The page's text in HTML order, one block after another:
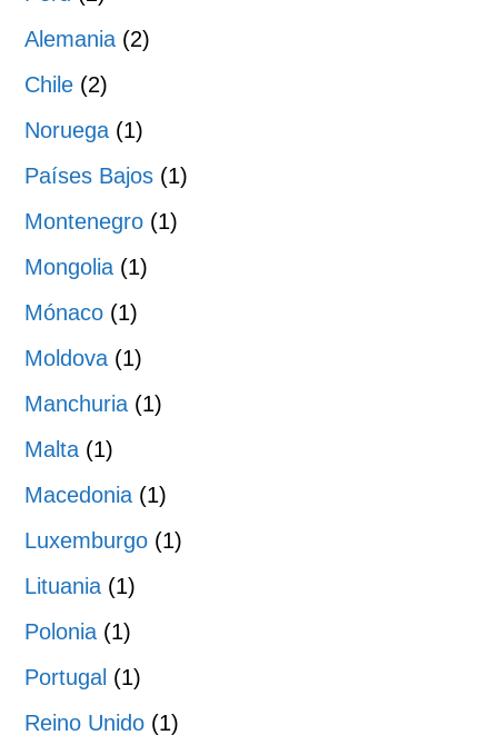
Alemania (2)
Chile (2)
Noruega (1)
Países Bajos (1)
Montenegro (1)
Mongolia (1)
Mónaco (1)
Moldova (1)
Manchuria (1)
Malta (1)
Macedonia (1)
Luxemburgo (1)
Lituania (1)
Polonia (1)
Portugal (1)
Reino Unido (1)